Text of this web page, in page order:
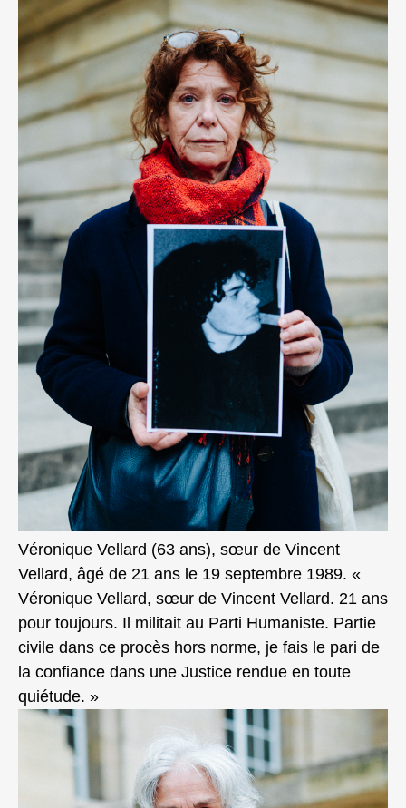
Véronique Vellard (63 ans), sœur de Vincent
Vellard, âgé de 21 ans le 19 septembre 1989. «
Véronique Vellard, sœur de Vincent Vellard. 21 ans
pour toujours. Il militait au Parti Humaniste. Partie
civile dans ce procès hors norme, je fais le pari de
la confiance dans une Justice rendue en toute
quiétude. »